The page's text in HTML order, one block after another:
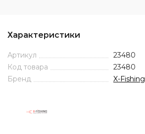
Характеристики
Артикул
23480
Код товара
23480
Бренд
X-Fishing